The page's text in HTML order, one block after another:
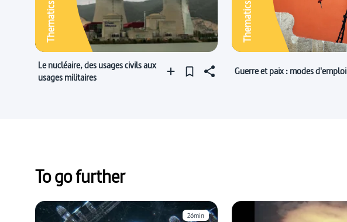
Thematics
Le nucléaire, des usages civils aux
usages militaires
Thematics
Guerre et paix : modes d'emploi
To go further
26min